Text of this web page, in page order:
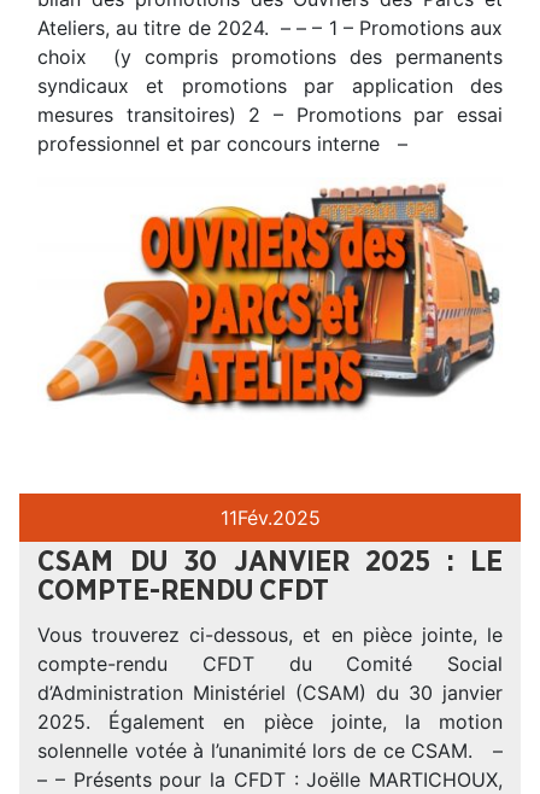
Ateliers, au titre de 2024. – – – 1 – Promotions aux
choix (y compris promotions des permanents
syndicaux et promotions par application des
mesures transitoires) 2 – Promotions par essai
professionnel et par concours interne –
11Fév.2025
CSAM DU 30 JANVIER 2025 : LE
COMPTE-RENDU CFDT
Vous trouverez ci-dessous, et en pièce jointe, le
compte-rendu CFDT du Comité Social
d’Administration Ministériel (CSAM) du 30 janvier
2025. Également en pièce jointe, la motion
solennelle votée à l’unanimité lors de ce CSAM. –
– – Présents pour la CFDT : Joëlle MARTICHOUX,